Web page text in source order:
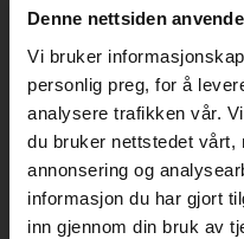
Denne nettsiden
Vi bruker
personlig preg, for å
analysere trafikken vår.
du bruker nettstedet vårt,
annonsering og
informasjon du har gjort
inn gjennom din bruk av